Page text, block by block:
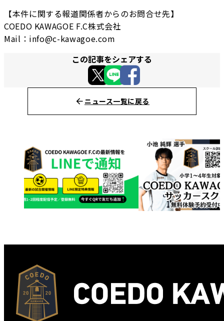
【本件に関する報道関係者からのお問合せ先】
COEDO KAWAGOE F.C株式会社
Mail：info@c-kawagoe.com
この記事をシェアする
ニュース一覧に戻る